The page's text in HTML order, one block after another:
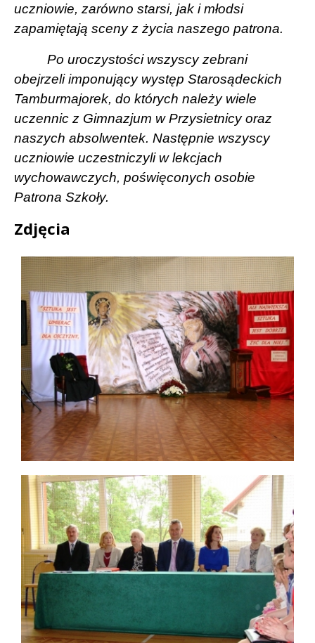
uczniowie, zarówno starsi, jak i młodsi
zapamiętają sceny z życia naszego patrona.
Po uroczystości wszyscy zebrani
obejrzeli imponujący występ Starosądeckich
Tamburmajorek, do których należy wiele
uczennic z Gimnazjum w Przysietnicy oraz
naszych absolwentek. Następnie wszyscy
uczniowie uczestniczyli w lekcjach
wychowawczych, poświęconych osobie
Patrona Szkoły.
Zdjęcia